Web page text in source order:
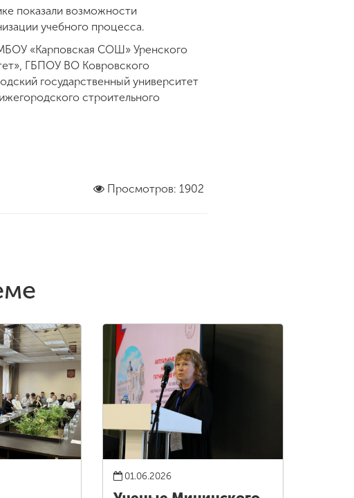
показали возможности
учебного процесса.
МБОУ «Карповская СОШ» Уренского
ГБПОУ ВО Ковровского
государственный университет
строительного
Просмотров: 1902
01.06.2026